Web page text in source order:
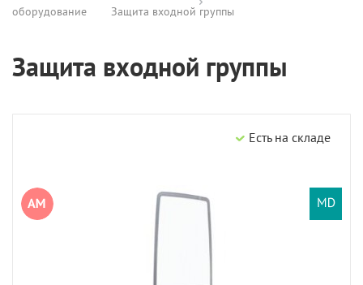
оборудование
Защита входной группы
Защита входной группы
Есть на складе